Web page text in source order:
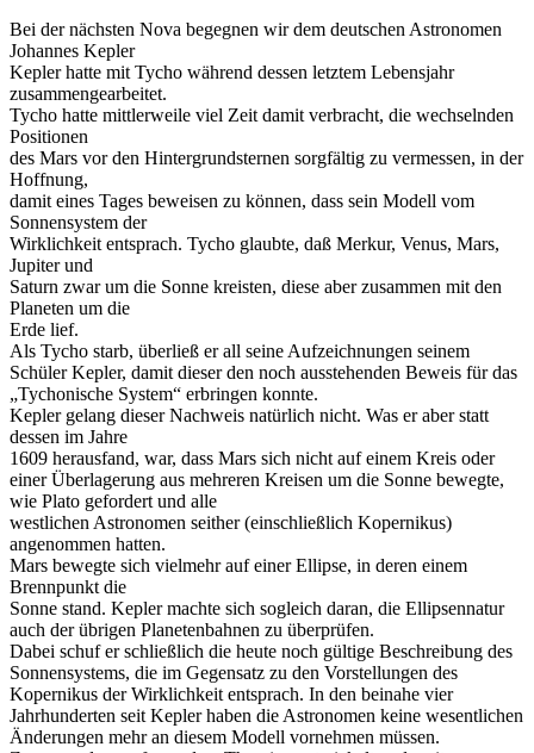
Bei der nächsten Nova begegnen wir dem deutschen Astronomen
Johannes Kepler
Kepler hatte mit Tycho während dessen letztem Lebensjahr
zusammengearbeitet.
Tycho hatte mittlerweile viel Zeit damit verbracht, die wechselnden
Positionen
des Mars vor den Hintergrundsternen sorgfältig zu vermessen, in der
Hoffnung,
damit eines Tages beweisen zu können, dass sein Modell vom
Sonnensystem der
Wirklichkeit entsprach. Tycho glaubte, daß Merkur, Venus, Mars,
Jupiter und
Saturn zwar um die Sonne kreisten, diese aber zusammen mit den
Planeten um die
Erde lief.
Als Tycho starb, überließ er all seine Aufzeichnungen seinem
Schüler Kepler, damit dieser den noch ausstehenden Beweis für das
„Tychonische System“ erbringen konnte.
Kepler gelang dieser Nachweis natürlich nicht. Was er aber statt
dessen im Jahre
1609 herausfand, war, dass Mars sich nicht auf einem Kreis oder
einer Überlagerung aus mehreren Kreisen um die Sonne bewegte,
wie Plato gefordert und alle
westlichen Astronomen seither (einschließlich Kopernikus)
angenommen hatten.
Mars bewegte sich vielmehr auf einer Ellipse, in deren einem
Brennpunkt die
Sonne stand. Kepler machte sich sogleich daran, die Ellipsennatur
auch der übrigen Planetenbahnen zu überprüfen.
Dabei schuf er schließlich die heute noch gültige Beschreibung des
Sonnensystems, die im Gegensatz zu den Vorstellungen des
Kopernikus der Wirklichkeit entsprach. In den beinahe vier
Jahrhunderten seit Kepler haben die Astronomen keine wesentlichen
Änderungen mehr an diesem Modell vornehmen müssen.